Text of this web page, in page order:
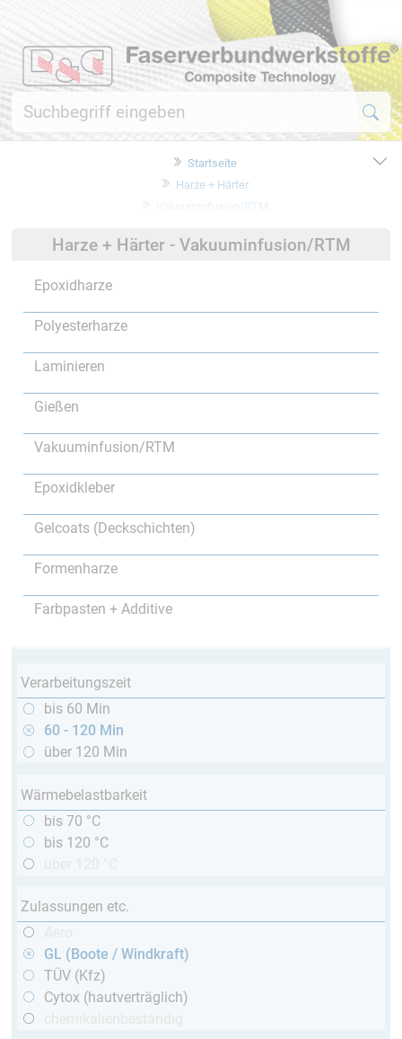
Startseite
Harze + Härter
Vakuuminfusion/RTM
Harze + Härter - Vakuuminfusion/RTM
Epoxidharze
Polyesterharze
Laminieren
Gießen
Vakuuminfusion/RTM
Epoxidkleber
Gelcoats (Deckschichten)
Formenharze
Farbpasten + Additive
Verarbeitungszeit
bis 60 Min
60 - 120 Min
über 120 Min
Wärmebelastbarkeit
bis 70 °C
bis 120 °C
Zulassungen etc.
GL (Boote / Windkraft)
TÜV (Kfz)
Cytox (hautverträglich)